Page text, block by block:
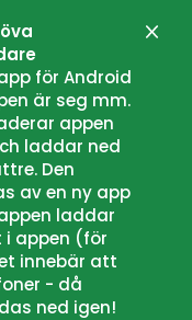
för Android
är seg mm.
appen
laddar ned
Den
av en ny app
laddar
appen (för
innebär att
- då
ned igen!